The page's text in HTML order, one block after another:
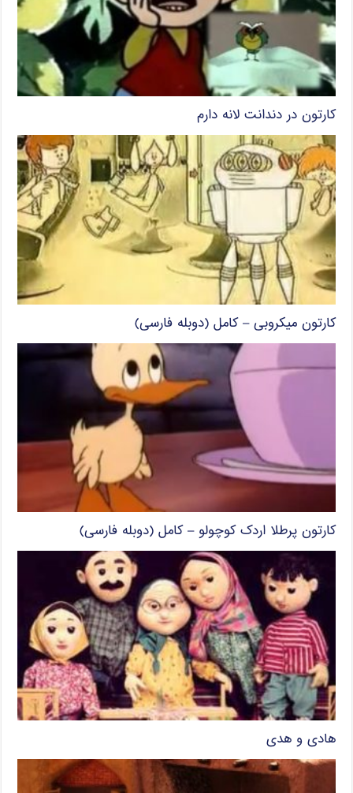
کارتون در دندانت لانه دارم
کارتون میکروبی – کامل (دوبله فارسی)
کارتون پرطلا اردک کوچولو – کامل (دوبله فارسی)
هادی و هدی